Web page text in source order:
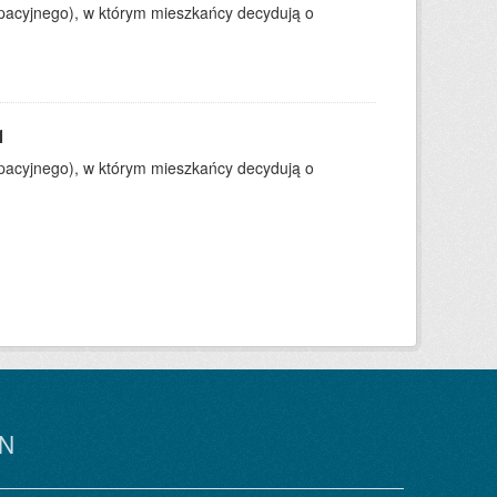
w którym mieszkańcy decydują o
w którym mieszkańcy decydują o